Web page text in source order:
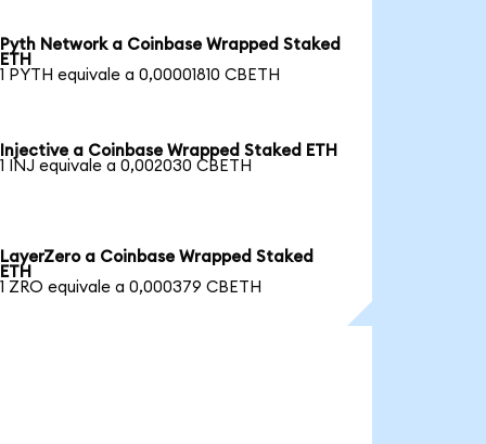
Pyth Network a Coinbase Wrapped Staked
ETH
1 PYTH equivale a 0,00001810 CBETH
Injective a Coinbase Wrapped Staked ETH
1 INJ equivale a 0,002030 CBETH
LayerZero a Coinbase Wrapped Staked
ETH
1 ZRO equivale a 0,000379 CBETH